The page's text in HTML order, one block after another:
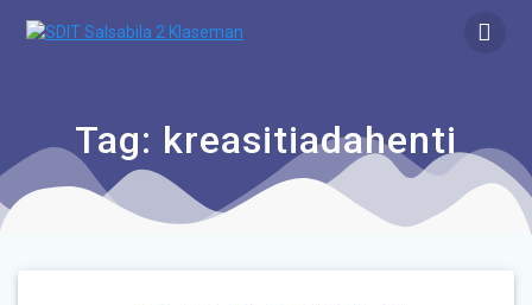
Tag: kreasitiadahenti